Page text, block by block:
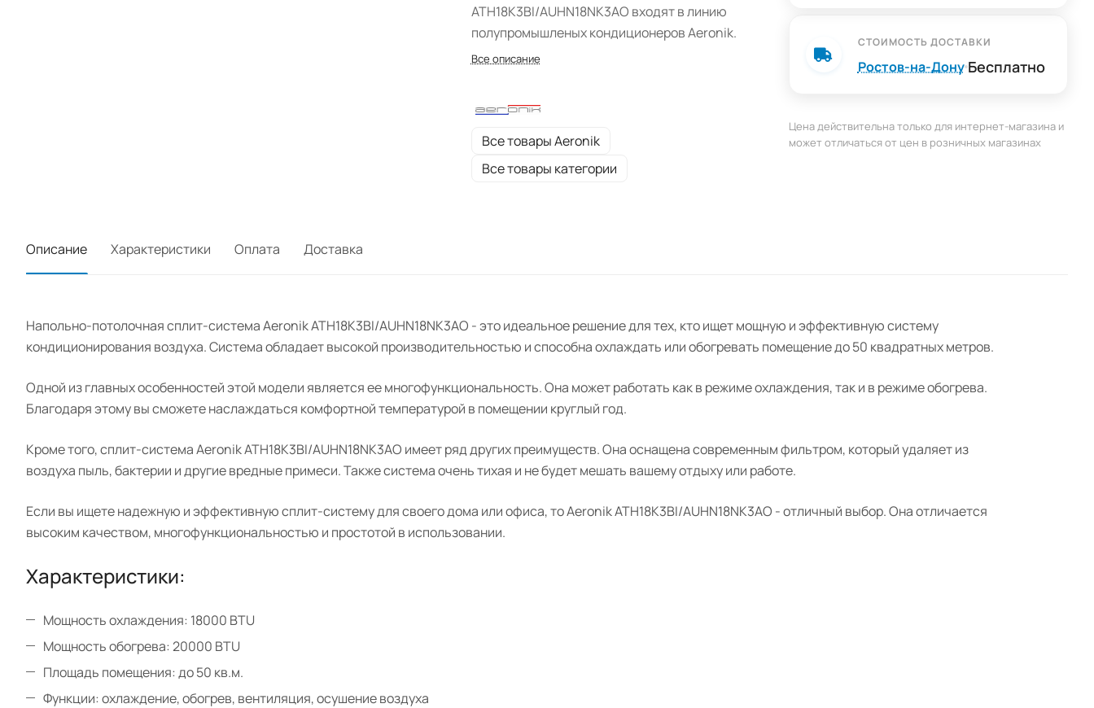
ATH18K3BI/AUHN18NK3AO входят в линию
полупромышленых кондиционеров Aeronik.
Все описание
Все товары Aeronik
Все товары категории
СТОИМОСТЬ ДОСТАВКИ
Ростов-на-ДонуБесплатно
Цена действительна только для интернет-магазина и
может отличаться от цен в розничных магазинах
Описание Характеристики Оплата Доставка
Напольно-потолочная сплит-система Aeronik ATH18K3BI/AUHN18NK3AO - это идеальное решение для тех, кто ищет мощную и эффективную систему
кондиционирования воздуха. Система обладает высокой производительностью и способна охлаждать или обогревать помещение до 50 квадратных метров.
Одной из главных особенностей этой модели является ее многофункциональность. Она может работать как в режиме охлаждения, так и в режиме обогрева.
Благодаря этому вы сможете наслаждаться комфортной температурой в помещении круглый год.
Кроме того, сплит-система Aeronik ATH18K3BI/AUHN18NK3AO имеет ряд других преимуществ. Она оснащена современным фильтром, который удаляет из
воздуха пыль, бактерии и другие вредные примеси. Также система очень тихая и не будет мешать вашему отдыху или работе.
Если вы ищете надежную и эффективную сплит-систему для своего дома или офиса, то Aeronik ATH18K3BI/AUHN18NK3AO - отличный выбор. Она отличается
высоким качеством, многофункциональностью и простотой в использовании.
Характеристики:
Мощность охлаждения: 18000 BTU
Мощность обогрева: 20000 BTU
Площадь помещения: до 50 кв.м.
Функции: охлаждение, обогрев, вентиляция, осушение воздуха